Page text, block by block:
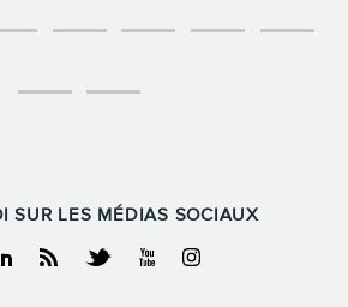
SUR LES MÉDIAS SOCIAUX
LinkedinRSS TwitterYoutubeInstagram